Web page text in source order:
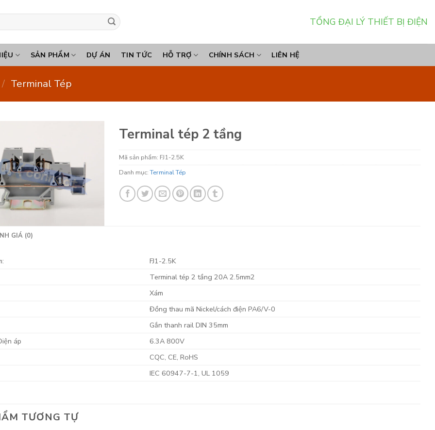
TỔNG ĐẠI LÝ THIẾT BỊ ĐIỆN
SẢN PHẨM DỰ ÁN TIN TỨC HỖ TRỢ CHÍNH SÁCH LIÊN HỆ
/ Terminal Tép
Terminal tép 2 tầng
Mã sản phẩm: FJ1-2.5K
Danh mục:Terminal Tép
GIÁ (0)
FJ1-2.5K
Terminal tép 2 tầng 20A 2.5mm2
Xám
Đồng thau mã Nickel/cách điện PA6/V-0
Gắn thanh rail DIN 35mm
áp
6.3A 800V
CQC, CE, RoHS
IEC 60947-7-1, UL 1059
TƯƠNG TỰ